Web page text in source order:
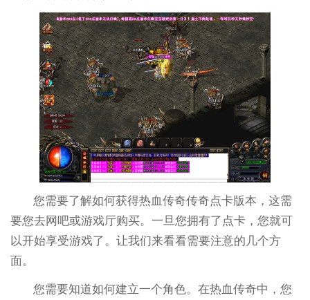
您需要了解如何获得热血传奇传奇点卡版本，这需
要您去网吧或游戏厅购买。一旦您拥有了点卡，您就可
以开始享受游戏了。让我们来看看需要注意的几个方
面。
您需要知道如何建立一个角色。在热血传奇中，您